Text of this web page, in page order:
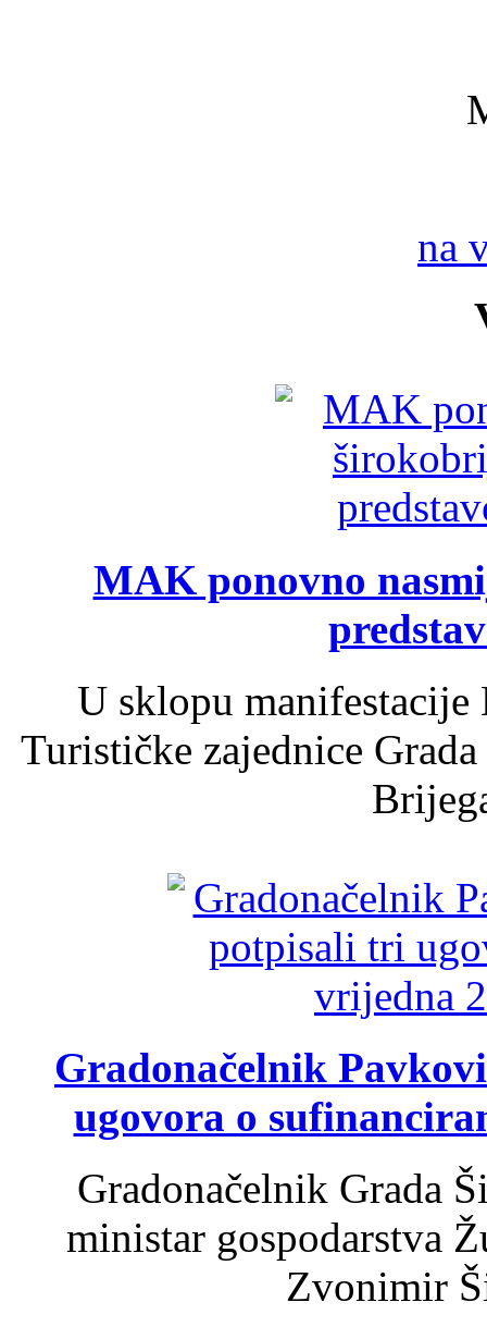
na
MAK ponovno
U sklopu
Turističke zajednice
Gradonačelnik
ugovora o
Gradonačelnik Grada
ministar gospodarstva
Zvonimir